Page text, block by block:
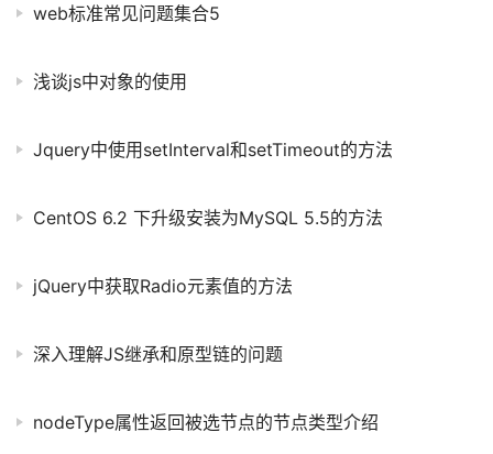
web标准常见问题集合5
浅谈js中对象的使用
Jquery中使用setInterval和setTimeout的方法
CentOS 6.2 下升级安装为MySQL 5.5的方法
jQuery中获取Radio元素值的方法
深入理解JS继承和原型链的问题
nodeType属性返回被选节点的节点类型介绍